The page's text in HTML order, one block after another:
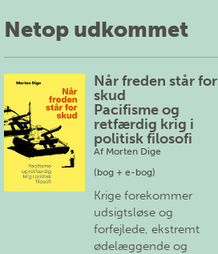
Netop udkommet
Når freden står for
skud
Pacifisme og
retfærdig krig i
politisk filosofi
Af Morten Dige
(bog + e-bog)
Krige forekommer
udsigtsløse og
forfejlede, ekstremt
ødelæggende og